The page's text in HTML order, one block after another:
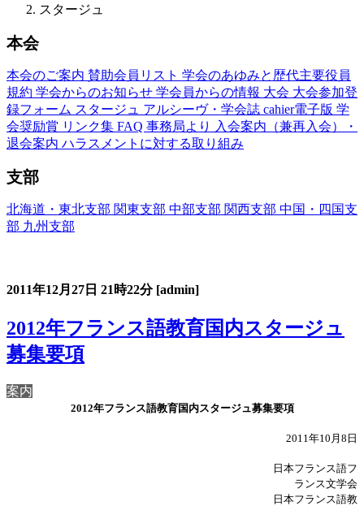
スタージュ
本会
本会のご案内 賛助会員リスト 学会のあゆみと歴代主要役員
規約 学会からのお知らせ 学会員からの情報 大会 大会参加登
録フォーム スタージュ アルシーヴ・学会誌 cahier電子版 学
会奨励賞 リンク集 FAQ 事務局より
入会案内（兼再入会）・
退会案内 ハラスメントに対する取り組み
支部
北海道・東北支部 関東支部 中部支部 関西支部 中国・四国支
部 九州支部
2011年12月27日 21時22分 [admin]
2012年フランス語教育国内スタージュ
募集要項
案内
2012年フランス語教育国内スタージュ募集要項
2011 年10 月8 日
日本フランス語フ
ランス文学会
日本フランス語教